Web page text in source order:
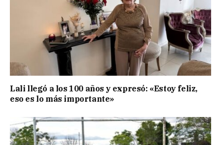
Lali llegó a los 100 años y expresó: «Estoy feliz,
eso es lo más importante»